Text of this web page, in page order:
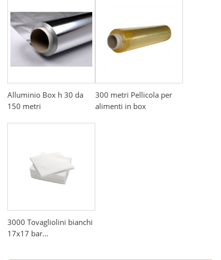
Alluminio Box h 30 da
150 metri
300 metri Pellicola per
alimenti in box
3000 Tovagliolini bianchi
17x17 bar...